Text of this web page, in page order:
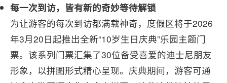
每一次到访，皆有新的奇妙等待解锁
为让游客的每次到访都满载神奇，度假区将于2026
年3月20日起推出全新“10岁生日庆典”乐园主题门
票。该系列门票汇集了30位备受喜爱的迪士尼朋友
形象，以拼图形式精心呈现。庆典期间，游客可通